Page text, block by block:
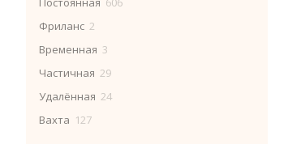
Фриланс 2
Временная 3
Частичная 29
Удалённая 24
Вахта 127